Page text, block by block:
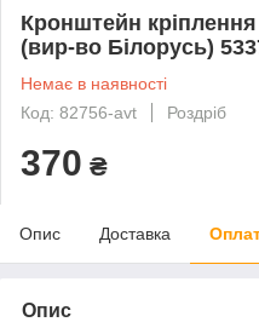
Кронштейн
(вир-во Білорусь)
Немає в наявності
Код: 82756-avt
Роздріб
370 ₴
Опис Доставка
Опис